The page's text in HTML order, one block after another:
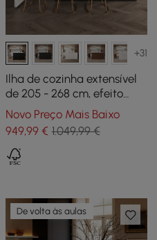
+31
Ilha de cozinha extensível
de 205 - 268 cm, efeito
mármore, com portas e
gavetas, preto
Novo Preço Mais Baixo
949,99€ 1.049,99 €
De volta às aulas